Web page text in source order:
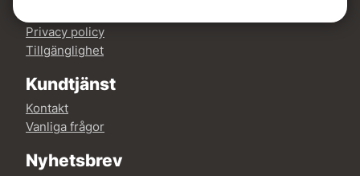
Privacy policy
Tillgänglighet
Kundtjänst
Kontakt
Vanliga frågor
Nyhetsbrev